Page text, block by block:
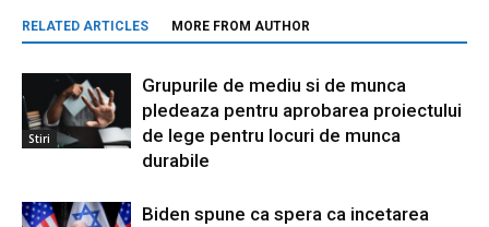
RELATED ARTICLES MORE FROM AUTHOR
Stiri
Grupurile de mediu si de munca
pledeaza pentru aprobarea proiectului
de lege pentru locuri de munca
durabile
Biden spune ca spera ca incetarea